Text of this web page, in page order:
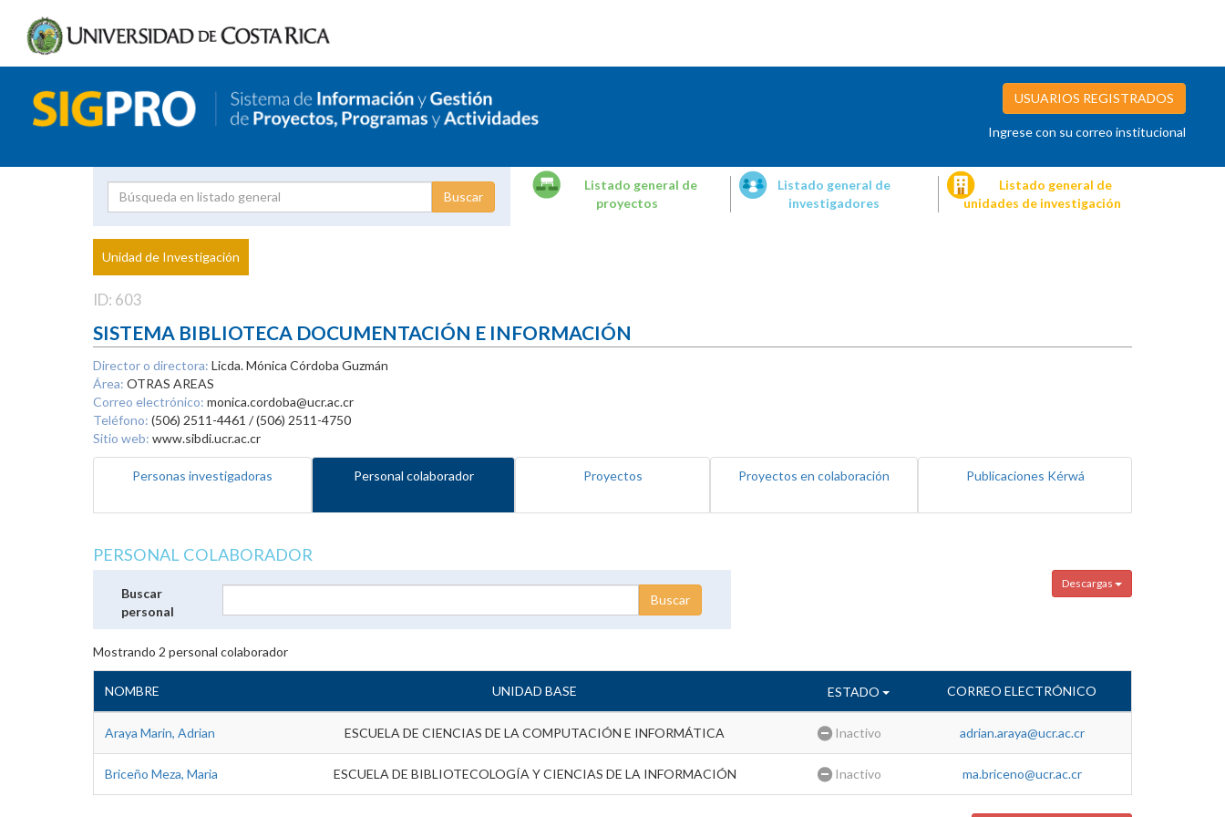
USUARIOS REGISTRADOS
Ingrese con su correo institucional
Proyecto
Investigador
Listado general de
proyectos
Listado general de
investigadores
Listado general de
unidades de investigación
Unidad de Investigación
ID: 603
SISTEMA BIBLIOTECA DOCUMENTACIÓN E INFORMACIÓN
Director o directora: Licda. Mónica Córdoba Guzmán
Área: OTRAS AREAS
Correo electrónico: monica.cordoba@ucr.ac.cr
Teléfono: (506) 2511-4461 / (506) 2511-4750
Sitio web: www.sibdi.ucr.ac.cr
Personas investigadoras Personal colaborador Proyectos Proyectos en colaboración Publicaciones Kérwá
PERSONAL COLABORADOR
Descargas
Buscar
personal
Mostrando 2 personal colaborador
NOMBRE UNIDAD BASE ESTADO CORREO ELECTRÓNICO
Araya Marin, Adrian ESCUELA DE CIENCIAS DE LA COMPUTACIÓN E INFORMÁTICA Inactivo adrian.araya@ucr.ac.cr
Briceño Meza, Maria ESCUELA DE BIBLIOTECOLOGÍA Y CIENCIAS DE LA INFORMACIÓN Inactivo ma.briceno@ucr.ac.cr